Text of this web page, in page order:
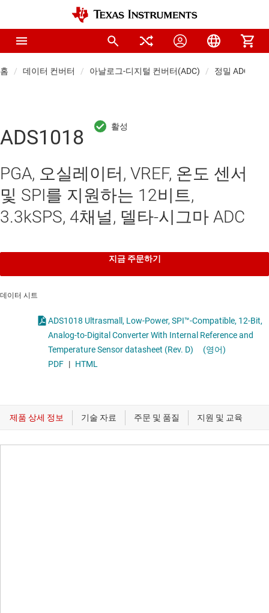
홈 데이터 컨버터 아날로그-디지털 컨버터(ADC) 정밀 ADC
ADS1018
PGA, 오실레이터, VREF, 온도 센서
및 SPI를 지원하는 12비트,
3.3kSPS, 4채널, 델타-시그마 ADC
지금 주문하기
데이터 시트
ADS1018 Ultrasmall, Low-Power, SPI™-Compatible, 12-Bit,
Analog-to-Digital Converter With Internal Reference and
Temperature Sensor datasheet (Rev. D)
(영어)
PDF | HTML